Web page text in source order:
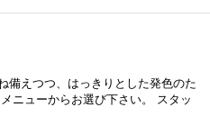
備えつつ、はっきりとした発色のた
ニューからお選び下さい。 スタッ